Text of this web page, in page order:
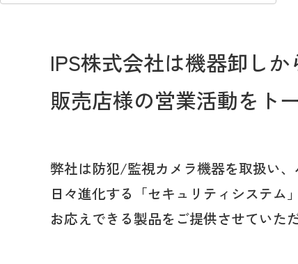
IPS株式会社は機器卸しか
販売店様の営業活動をト
弊社は防犯/監視カメラ機器を取扱い
日々進化する「セキュリティシステム
お応えできる製品をご提供させていた